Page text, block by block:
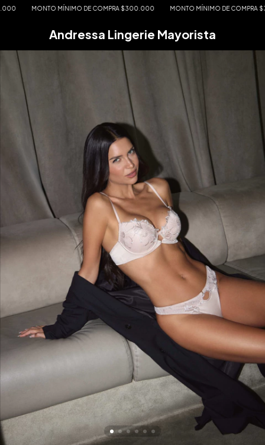
MONTO MÍNIMO DE COMPRA $300.000 MONTO MÍNIMO DE COMPRA
Andressa Lingerie Mayorista